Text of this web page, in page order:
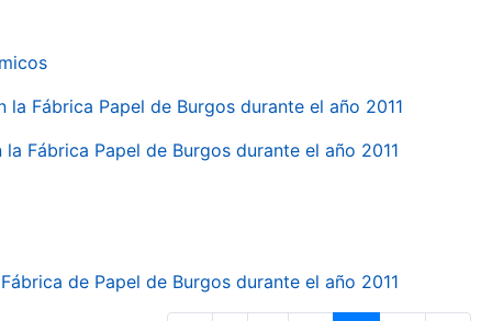
Fábrica Papel de Burgos durante el año 2011
Fábrica Papel de Burgos durante el año 2011
de Papel de Burgos durante el año 2011